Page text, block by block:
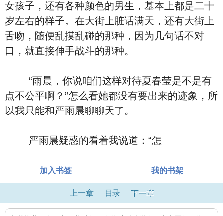
女孩子，还有各种颜色的男生，基本上都是二十
岁左右的样子。在大街上脏话满天，还有大街上
舌吻，随便乱摸乱碰的那种，因为几句话不对
口，就直接伸手战斗的那种。
“雨晨，你说咱们这样对待夏春莹是不是有
点不公平啊？”怎么看她都没有要出来的迹象，所
以我只能和严雨晨聊聊天了。
严雨晨疑惑的看着我说道：“怎
加入书签 我的书架
上一章 目录 下一章